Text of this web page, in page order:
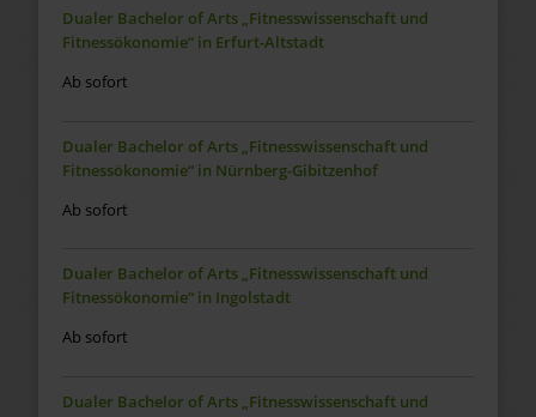
Dualer Bachelor of Arts „Fitnesswissenschaft und
Fitnessökonomie“ in Erfurt-Altstadt
Ab sofort
Dualer Bachelor of Arts „Fitnesswissenschaft und
Fitnessökonomie“ in Nürnberg-Gibitzenhof
Ab sofort
Dualer Bachelor of Arts „Fitnesswissenschaft und
Fitnessökonomie“ in Ingolstadt
Ab sofort
Dualer Bachelor of Arts „Fitnesswissenschaft und